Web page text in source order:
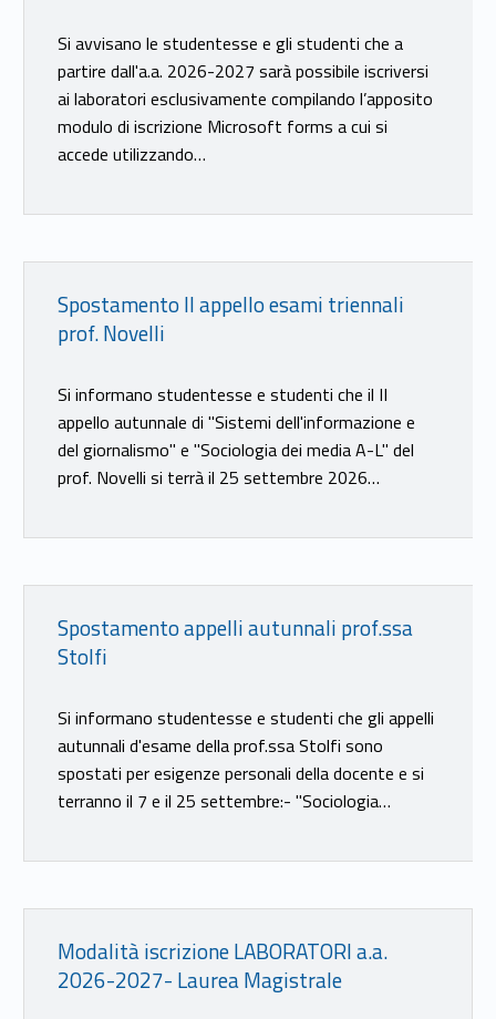
Si avvisano le studentesse e gli studenti che a
partire dall'a.a. 2026-2027 sarà possibile iscriversi
ai laboratori esclusivamente compilando l’apposito
modulo di iscrizione Microsoft forms a cui si
accede utilizzando…
Link identifier #identifier__155748-19
Spostamento II appello esami triennali
prof. Novelli
Si informano studentesse e studenti che il II
appello autunnale di "Sistemi dell'informazione e
del giornalismo" e "Sociologia dei media A-L" del
prof. Novelli si terrà il 25 settembre 2026…
Link identifier #identifier__58027-20
Spostamento appelli autunnali prof.ssa
Stolfi
Si informano studentesse e studenti che gli appelli
autunnali d'esame della prof.ssa Stolfi sono
spostati per esigenze personali della docente e si
terranno il 7 e il 25 settembre:- "Sociologia…
Link identifier #identifier__10290-21
Modalità iscrizione LABORATORI a.a.
2026-2027- Laurea Magistrale